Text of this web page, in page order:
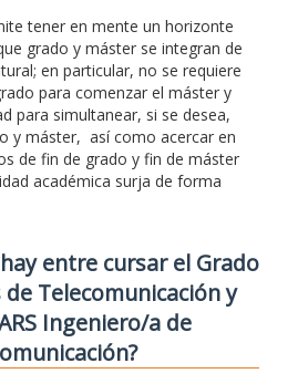
tener en mente un horizonte
grado y máster se integran de
en particular, no se requiere
para comenzar el máster y
para simultanear, si se desea,
y máster, así como acercar en
de fin de grado y fin de máster
académica surja de forma
entre cursar el Grado
Telecomunicación y
Ingeniero/a de